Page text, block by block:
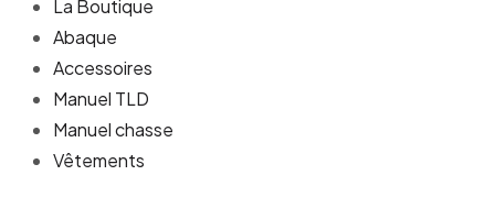
La Boutique
Abaque
Accessoires
Manuel TLD
Manuel chasse
Vêtements